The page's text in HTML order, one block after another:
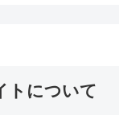
トについて